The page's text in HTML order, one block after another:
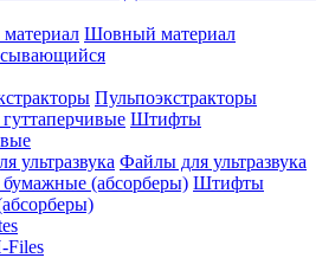
Шовный материал
Пульпоэкстракторы
Штифты
Файлы для ультразвука
Штифты
Files